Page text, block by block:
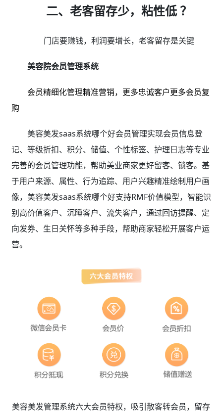
二、老客留存少，粘性低 ？
门店要赚钱，利润要增长，老客留存是关键
美容院会员管理系统
会员精细化管理精准营销，更多忠诚客户更多会员复
购
美容美发saas系统哪个好会员管理实现会员信息登
记、等级折扣、积分、储值、个性标签、护理日志等专业
完善的会员管理功能，帮助美业商家更好留客、锁客。基
于用户来源、属性、行为追踪、用户兴趣精准绘制用户画
像，美容美发saas系统哪个好支持RMF价值模型，智能识
别高价值客户、沉睡客户、流失客户，通过回访提醒、定
向发券、生日关怀等多种手段，帮助商家轻松开展客户运
营。
美容美发管理系统六大会员特权，吸引散客转会员，留存